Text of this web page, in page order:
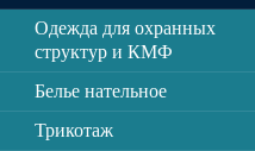
Одежда для охранных
структур и КМФ
Белье нательное
Трикотаж